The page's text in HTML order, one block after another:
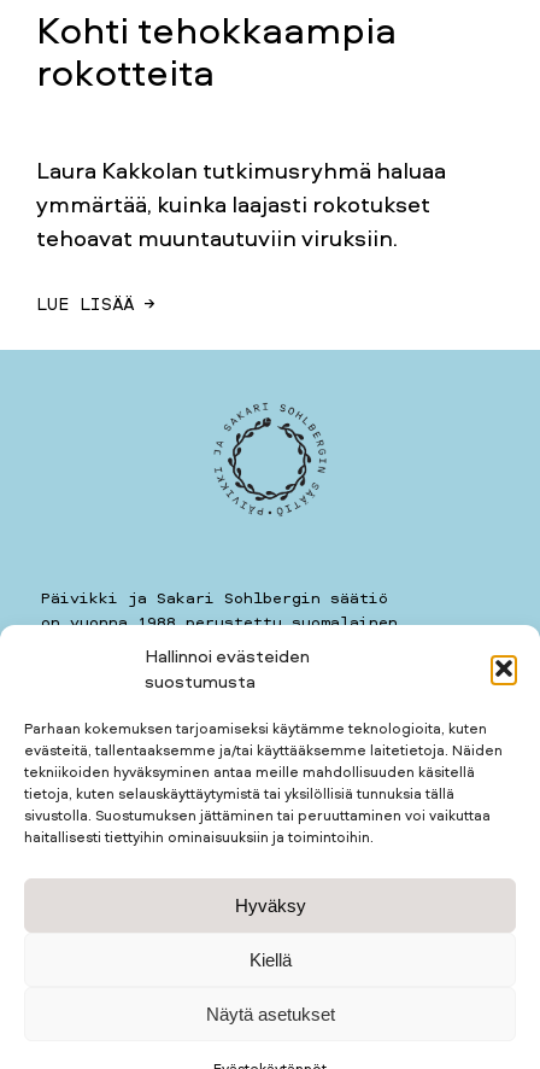
Hallinnoi evästeiden
suostumusta
Parhaan kokemuksen tarjoamiseksi käytämme teknologioita, kuten
evästeitä, tallentaaksemme ja/tai käyttääksemme laitetietoja. Näiden
tekniikoiden hyväksyminen antaa meille mahdollisuuden käsitellä
tietoja, kuten selauskäyttäytymistä tai yksilöllisiä tunnuksia tällä
sivustolla. Suostumuksen jättäminen tai peruuttaminen voi vaikuttaa
haitallisesti tiettyihin ominaisuuksiin ja toimintoihin.
Hyväksy
Kiellä
Näytä asetukset
Kohti tehokkaampia
rokotteita
Laura Kakkolan tutkimusryhmä haluaa
ymmärtää, kuinka laajasti rokotukset
tehoavat muuntautuviin viruksiin.
LUE LISÄÄ →
Päivikki ja Sakari Sohlbergin säätiö
on vuonna 1988 perustettu suomalainen
yleishyödyllinen säätiö.
Kauppiaankatu 11 A 7
00160 HELSINKI
puhelin: 050 5781259
kotimuseon puhelin: 050 3677123
Apurahan hakijalle
Kotimuseo
© Päivikki ja Sakari Sohlbergin säätiö 2026